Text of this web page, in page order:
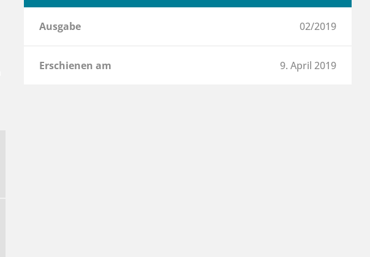
Ausgabe 02/2019
Erschienen am 9. April 2019